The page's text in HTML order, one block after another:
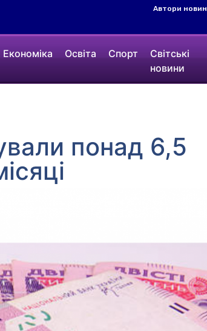
Автори новин
Економіка Освіта Спорт
Світські
новини
понад 6,5